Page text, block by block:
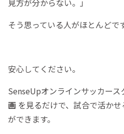
そう思っている人がほとんどで
安心してください。
SenseUpオンラインサッカース
画 を見るだけで、試合で活か
ができます。